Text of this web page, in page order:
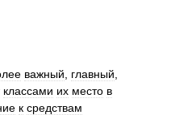
важный главный
классами их место в
к средствам